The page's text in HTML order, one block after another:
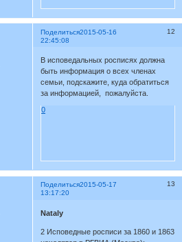
Поделиться 12
2015-05-16
22:45:08
В исповедальных росписях должна
быть информация о всех членах
семьи, подскажите, куда обратиться
за информацией, пожалуйста.
0
Поделиться 13
2015-05-17
13:17:20
Nataly
2 Исповедные росписи за 1860 и 1863